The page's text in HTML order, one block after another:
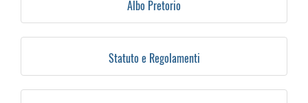
Albo Pretorio
Statuto e Regolamenti